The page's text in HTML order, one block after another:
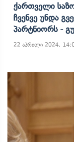
Ქართველი
Ჩვენვე Უნდა
Პარტნიორს -
22 აპრილი 2024,